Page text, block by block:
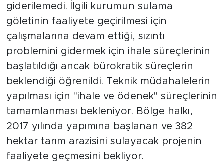
giderilemedi. İlgili kurumun sulama
göletinin faaliyete geçirilmesi için
çalışmalarına devam ettiği, sızıntı
problemini gidermek için ihale süreçlerinin
başlatıldığı ancak bürokratik süreçlerin
beklendiği öğrenildi. Teknik müdahalelerin
yapılması için "ihale ve ödenek" süreçlerinin
tamamlanması bekleniyor. Bölge halkı,
2017 yılında yapımına başlanan ve 382
hektar tarım arazisini sulayacak projenin
faaliyete geçmesini bekliyor.